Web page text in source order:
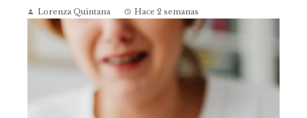
Lorenza Quintana Hace 2 semanas